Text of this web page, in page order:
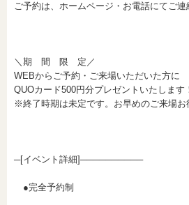
ご予約は、ホームページ・お電話にてご連
＼期 間 限 定／
WEBからご予約・ご来場いただいた方に
QUOカード500円分プレゼントいたします
※終了時期は未定です。お早めのご来場お
─[イベント詳細]──────────
●完全予約制